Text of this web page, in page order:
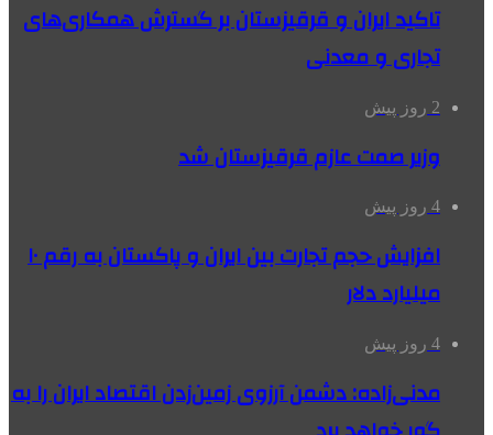
تاکید ایران و قرقیزستان بر گسترش همکاری‌های
تجاری و معدنی
2 روز پیش
وزیر صمت عازم قرقیزستان شد
4 روز پیش
افزایش حجم تجارت بین ایران و پاکستان به رقم ۱۰
میلیارد دلار
4 روز پیش
مدنی‌زاده: دشمن آرزوی زمین‌زدن اقتصاد ایران را به